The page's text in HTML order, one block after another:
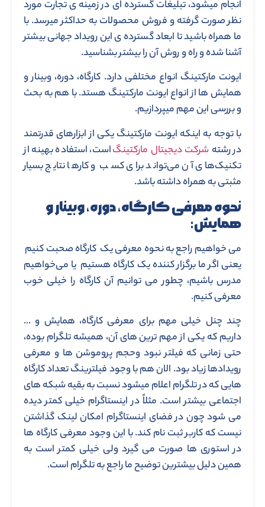
انجام میشود، تبلیغات گسترده ای در زمینه ی تجارت مورد
نظر صورت گرفته و فروش محصولات به حداکثر میرسد. با
ما همراه باشید تا ابعاد گسترده ی این رویداد جهانی بیشتر
آشنا شده و راه و روش آن را بیشتر بشناسید.
ایونت مارکتینگ انواع مختلفی دارد. کارگاه، دوره، وبینار و
همایش ها از انواع ایونت مارکتینگ هستد. با هم به بحث
و بررسی این مهم میپردازیم.
با توجه به اینکه ایونت مارکتینگ یکی از ابزارهای قدرتمند
در رشته شرکت دیجیتال مارکتینگاست، استفاده بهینه از
تکنیک‌های آن می‌تواند برای کسب و کارها نتایج بسیار
مثبتی به همراه داشته باشد.
نحوه معرفی کارگاه، دوره، وبینار و
همایش:
می خواهیم راجع به نحوه معرفی یک کارگاه صحبت کنیم
یعنی اگر ما برگزار کننده یک کارگاه هستیم یا می‌خواهیم
مدرس باشیم، چطور می توانیم آن کارگاه را خیلی خوب
معرفی کنیم.
چند چنل خیلی مهم برای معرفی کارگاه، همایش و …
داریم که یکی از مهم ترین های آن، همیشه تلگرام بوده،
حتی زمانی که فیلتر نبود وحجم پروموشن ها و معرفی
رویدادها زیاد بود. الان هم با وجود فیلترینگ تعداد کارگاه
هایی که در تلگرام اعلام میشود نسبت به بقیه شبکه های
اجتماعی بیشتر است. مثلاً در اینستاگرام خیلی کمتر دیده
می شود چون در فضای اینستاگرام امکان لینک گذاشتن
نیست که کاربر ثبت نام کند. با این وجود معرفی کارگاه ها
در استوری ها صورت می گیرد ولی خیلی کمتر است به
همین دلیل بیشترین توضیح ما راجع به تلگرام است.